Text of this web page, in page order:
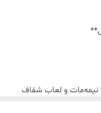
نشستن گرد و غبار روی
وسیله دکوری کاربردی در
نیمه‌مات و لعاب شفاف